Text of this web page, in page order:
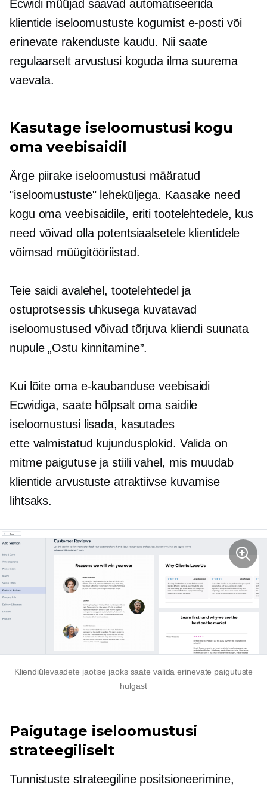
Ecwidi müüjad saavad automatiseerida
klientide iseloomustuste kogumist e-posti või
erinevate rakenduste kaudu. Nii saate
regulaarselt arvustusi koguda ilma suurema
vaevata.
Kasutage iseloomustusi kogu
oma veebisaidil
Ärge piirake iseloomustusi määratud
"iseloomustuste" leheküljega. Kaasake need
kogu oma veebisaidile, eriti tootelehtedele, kus
need võivad olla potentsiaalsetele klientidele
võimsad müügitööriistad.
Teie saidi avalehel, tootelehtedel ja
ostuprotsessis uhkusega kuvatavad
iseloomustused võivad tõrjuva kliendi suunata
nupule „Ostu kinnitamine”.
Kui lõite oma e-kaubanduse veebisaidi
Ecwidiga, saate hõlpsalt oma saidile
iseloomustusi lisada, kasutades
ette valmistatud kujundusplokid. Valida on
mitme paigutuse ja stiili vahel, mis muudab
klientide arvustuste atraktiivse kuvamise
lihtsaks.
Kliendiülevaadete jaotise jaoks saate valida erinevate paigutuste
hulgast
Paigutage iseloomustusi
strateegiliselt
Tunnistuste strateegiline positsioneerimine,